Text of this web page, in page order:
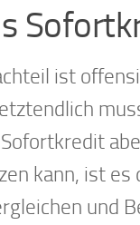
ist
kann, ist es
und